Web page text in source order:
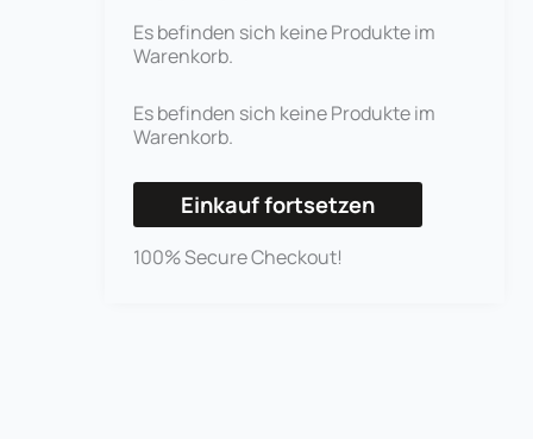
Es befinden sich keine Produkte im
Warenkorb.
Es befinden sich keine Produkte im
Warenkorb.
Einkauf fortsetzen
100% Secure Checkout!